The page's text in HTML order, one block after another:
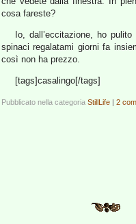
cosa fareste?
Io, dall’eccitazione, ho
spinaci regalatami giorni fa
così non ha prezzo.
[tags]casalingo[/tags]
Pubblicato nella categoria StillLife | 2